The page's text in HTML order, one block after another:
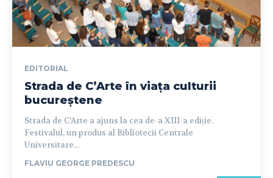
EDITORIAL
Strada de C’Arte în viața culturii
bucureștene
Strada de C’Arte a ajuns la cea de-a XIII-a ediție.
Festivalul, un produs al Bibliotecii Centrale
Universitare...
FLAVIU GEORGE PREDESCU